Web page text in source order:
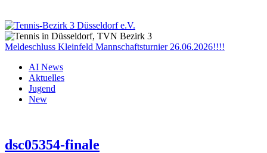
Meldeschluss Kleinfeld Mannschaftsturnier 26.06.2026!!!!
AI News
Aktuelles
Jugend
New
dsc05354-finale